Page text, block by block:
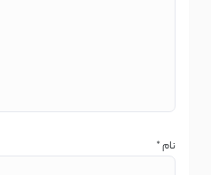
نام*